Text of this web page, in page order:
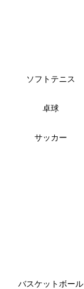
ソフトテニス
卓球
サッカー
バスケットボール